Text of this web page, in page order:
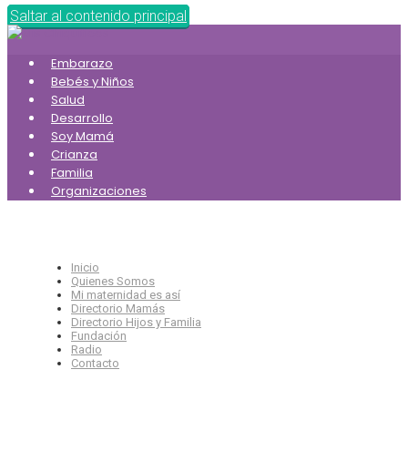
Saltar al contenido principal
Embarazo
Bebés y Niños
Salud
Desarrollo
Soy Mamá
Crianza
Familia
Organizaciones
Inicio
Quienes Somos
Mi maternidad es así
Directorio Mamás
Directorio Hijos y Familia
Fundación
Radio
Contacto